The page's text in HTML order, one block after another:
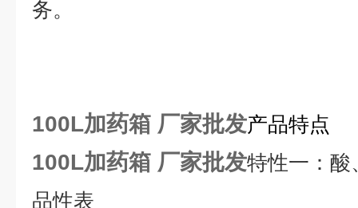
务。
100L加药箱 厂家批发产品特点
100L加药箱 厂家批发特性一：酸
品性表